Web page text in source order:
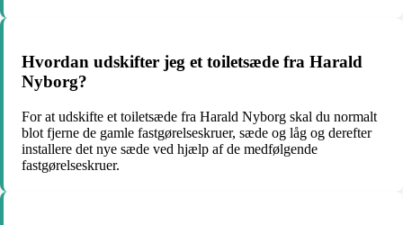
Hvordan udskifter jeg et toiletsæde fra Harald
Nyborg?
For at udskifte et toiletsæde fra Harald Nyborg skal du normalt
blot fjerne de gamle fastgørelseskruer, sæde og låg og derefter
installere det nye sæde ved hjælp af de medfølgende
fastgørelseskruer.